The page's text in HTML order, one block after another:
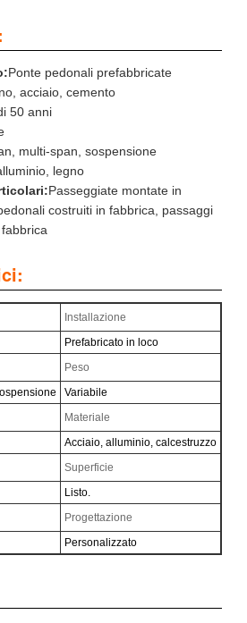
Ponte pedonali prefabbricate
acciaio, cemento
50 anni
multi-span, sospensione
legno
Passeggiate montate in
costruiti in fabbrica, passaggi
Installazione
Prefabricato in loco
Peso
Variabile
Materiale
Acciaio, alluminio, calcestruzzo
Superficie
Listo.
Progettazione
Personalizzato